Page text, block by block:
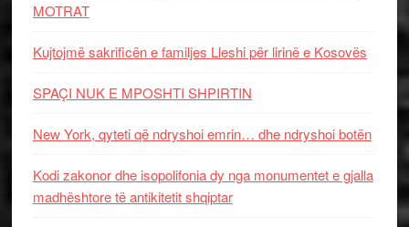
MOTRAT
Kujtojmë sakrificën e familjes Lleshi për lirinë e Kosovës
SPAÇI NUK E MPOSHTI SHPIRTIN
New York, qyteti që ndryshoi emrin… dhe ndryshoi botën
Kodi zakonor dhe isopolifonia dy nga monumentet e gjalla
madhështore të antikitetit shqiptar